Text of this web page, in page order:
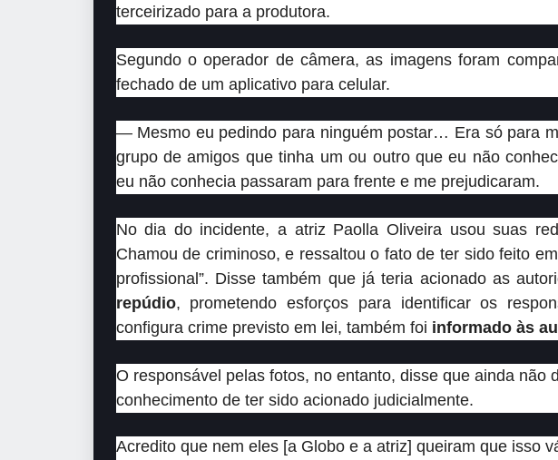
terceirizado para a produtora.
Segundo o operador de câmera, as imagens foram
fechado de um aplicativo para celular.
— Mesmo eu pedindo para ninguém postar… Era só para
grupo de amigos que tinha um ou outro que eu não
eu não conhecia passaram para frente e me prejudicaram.
No dia do incidente, a atriz Paolla Oliveira usou suas
Chamou de criminoso, e ressaltou o fato de ter sido feito
profissional”. Disse também que já teria acionado as
repúdio, prometendo esforços para identificar os
configura crime previsto em lei, também foi informado às
O responsável pelas fotos, no entanto, disse que ainda não
conhecimento de ter sido acionado judicialmente.
Acredito que nem eles [a Globo e a atriz] queiram que isso